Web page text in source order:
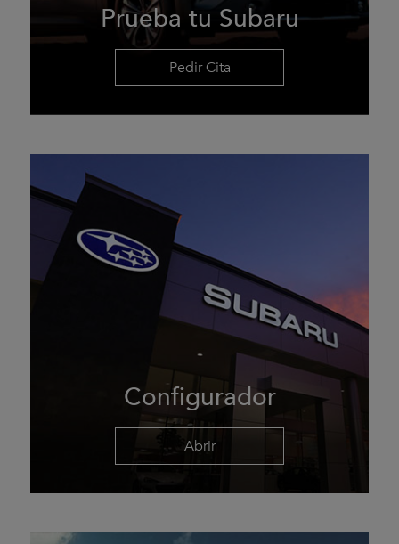
Prueba tu Subaru
Pedir Cita
Configurador
Abrir